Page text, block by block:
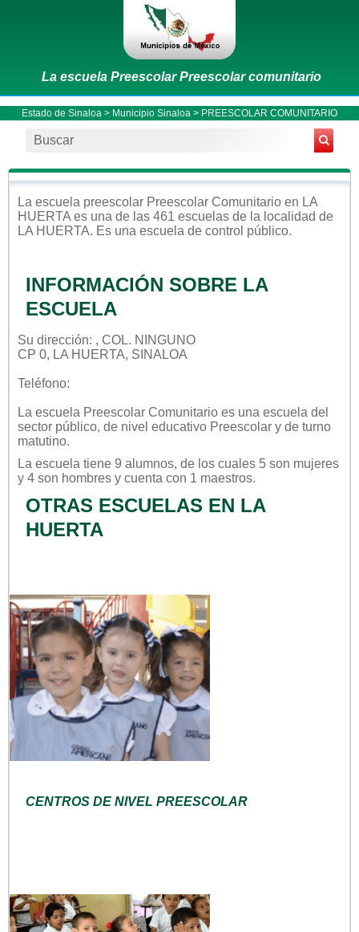
La escuela Preescolar Preescolar comunitario
Estado de Sinaloa > Municipio Sinaloa > PREESCOLAR COMUNITARIO
La escuela preescolar Preescolar Comunitario en LA
HUERTA es una de las 461 escuelas de la localidad de
LA HUERTA. Es una escuela de control público.
INFORMACIÓN SOBRE LA
ESCUELA
Su dirección: , COL. NINGUNO
CP 0, LA HUERTA, SINALOA
Teléfono:
La escuela Preescolar Comunitario es una escuela del
sector público, de nivel educativo Preescolar y de turno
matutino.
La escuela tiene 9 alumnos, de los cuales 5 son mujeres
y 4 son hombres y cuenta con 1 maestros.
OTRAS ESCUELAS EN LA
HUERTA
CENTROS DE NIVEL PREESCOLAR